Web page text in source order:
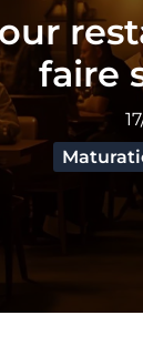
faire